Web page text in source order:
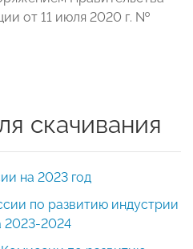
от 11 июля 2020 г. №
скачивания
на 2023 год
по развитию индустрии
2023-2024